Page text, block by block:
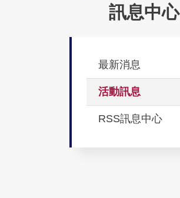
訊息中心
最新消息
活動訊息
RSS訊息中心